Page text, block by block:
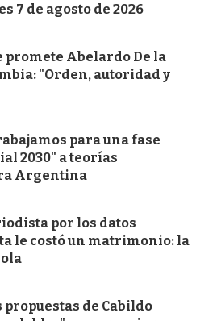
7 de agosto de 2026
promete Abelardo De la
"Orden, autoridad y
para una fase
2030" a teorías
Argentina
por los datos
le costó un matrimonio: la
propuestas de Cabildo